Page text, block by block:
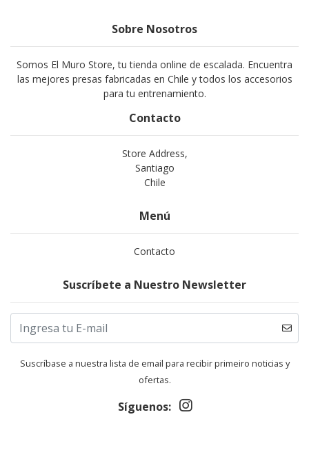
Sobre Nosotros
Somos El Muro Store, tu tienda online de escalada. Encuentra
las mejores presas fabricadas en Chile y todos los accesorios
para tu entrenamiento.
Contacto
Store Address,
Santiago
Chile
Menú
Contacto
Suscríbete a Nuestro Newsletter
Suscríbase a nuestra lista de email para recibir primeiro noticias y
ofertas.
Síguenos: